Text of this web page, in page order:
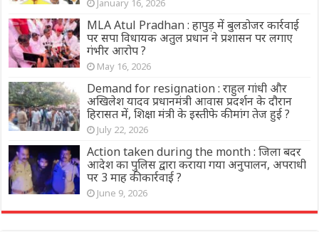
January 16, 2026
MLA Atul Pradhan : हापुड़ में बुलडोजर कार्रवाई
पर सपा विधायक अतुल प्रधान ने प्रशासन पर लगाए
गंभीर आरोप ?
May 16, 2026
Demand for resignation : राहुल गांधी और
अखिलेश यादव प्रधानमंत्री आवास प्रदर्शन के दौरान
हिरासत में, शिक्षा मंत्री के इस्तीफे की मांग तेज हुई ?
July 22, 2026
Action taken during the month : जिला बदर
आदेश का पुलिस द्वारा कराया गया अनुपालन, अपराधी
पर 3 माह की कार्रवाई ?
June 9, 2026